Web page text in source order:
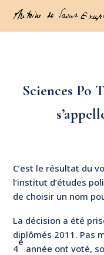
Sciences Po
C’est le résultat du
l’institut d’études
de choisir un nom
La décision a été
diplômés 2011. Pas
4
e
année ont voté,